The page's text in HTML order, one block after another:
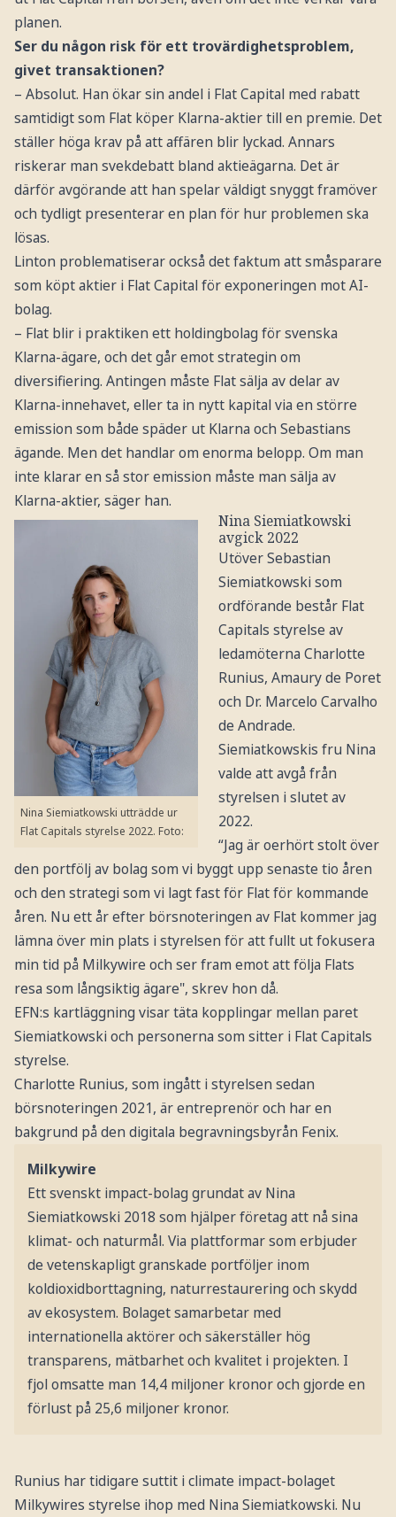
planen.
Ser du någon risk för ett trovärdighetsproblem,
givet transaktionen?
– Absolut. Han ökar sin andel i Flat Capital med rabatt
samtidigt som Flat köper Klarna-aktier till en premie. Det
ställer höga krav på att affären blir lyckad. Annars
riskerar man svekdebatt bland aktieägarna. Det är
därför avgörande att han spelar väldigt snyggt framöver
och tydligt presenterar en plan för hur problemen ska
lösas.
Linton problematiserar också det faktum att småsparare
som köpt aktier i Flat Capital för exponeringen mot AI-
bolag.
– Flat blir i praktiken ett holdingbolag för svenska
Klarna-ägare, och det går emot strategin om
diversifiering. Antingen måste Flat sälja av delar av
Klarna-innehavet, eller ta in nytt kapital via en större
emission som både späder ut Klarna och Sebastians
ägande. Men det handlar om enorma belopp. Om man
inte klarar en så stor emission måste man sälja av
Klarna-aktier, säger han.
Nina Siemiatkowski utträdde ur
Flat Capitals styrelse 2022. Foto:
Nina Siemiatkowski
avgick 2022
Utöver Sebastian
Siemiatkowski som
ordförande består Flat
Capitals styrelse av
ledamöterna Charlotte
Runius, Amaury de Poret
och Dr. Marcelo Carvalho
de Andrade.
Siemiatkowskis fru Nina
valde att avgå från
styrelsen i slutet av
2022.
“Jag är oerhört stolt över
den portfölj av bolag som vi byggt upp senaste tio åren
och den strategi som vi lagt fast för Flat för kommande
åren. Nu ett år efter börsnoteringen av Flat kommer jag
lämna över min plats i styrelsen för att fullt ut fokusera
min tid på Milkywire och ser fram emot att följa Flats
resa som långsiktig ägare", skrev hon då.
EFN:s kartläggning visar täta kopplingar mellan paret
Siemiatkowski och personerna som sitter i Flat Capitals
styrelse.
Charlotte Runius, som ingått i styrelsen sedan
börsnoteringen 2021, är entreprenör och har en
bakgrund på den digitala begravningsbyrån Fenix.
Milkywire
Ett svenskt impact-bolag grundat av Nina
Siemiatkowski 2018 som hjälper företag att nå sina
klimat- och naturmål. Via plattformar som erbjuder
de vetenskapligt granskade portföljer inom
koldioxidborttagning, naturrestaurering och skydd
av ekosystem. Bolaget samarbetar med
internationella aktörer och säkerställer hög
transparens, mätbarhet och kvalitet i projekten. I
fjol omsatte man 14,4 miljoner kronor och gjorde en
förlust på 25,6 miljoner kronor.
Runius har tidigare suttit i climate impact-bolaget
Milkywires styrelse ihop med Nina Siemiatkowski. Nu